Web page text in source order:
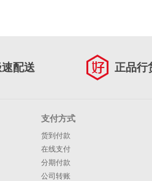
配送 正品行
支付方式
货到付款
在线支付
分期付款
公司转账